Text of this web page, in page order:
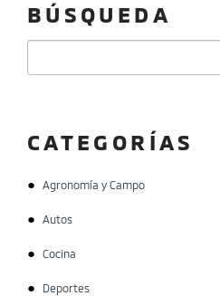
BÚSQUEDA
por:
CATEGORÍAS
Agronomía y Campo
Autos
Cocina
Deportes